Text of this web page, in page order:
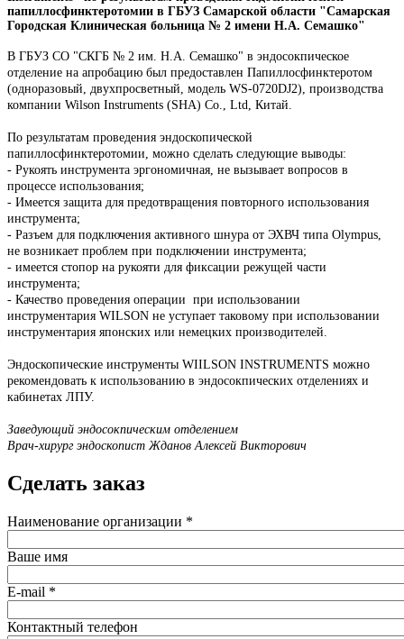
папиллосфинктеротомии в ГБУЗ Самарской области "Самарская
Городская Клиническая больница № 2 имени Н.А. Семашко"
В ГБУЗ СО "СКГБ № 2 им. Н.А. Семашко" в эндосокпическое
отделение на апробацию был предоставлен Папиллосфинктеротом
(одноразовый, двухпросветный, модель WS-0720DJ2), производства
компании Wilson Instruments (SHA) Co., Ltd, Китай.
По результатам проведения эндоскопической
папиллосфинктеротомии, можно сделать следующие выводы:
- Рукоять инструмента эргономичная, не вызывает вопросов в
процессе использования;
- Имеется защита для предотвращения повторного использования
инструмента;
- Разъем для подключения активного шнура от ЭХВЧ типа Olympus,
не возникает проблем при подключении инструмента;
- имеется стопор на рукояти для фиксации режущей части
инструмента;
- Качество проведения операции при использовании
инструментария WILSON не уступает таковому при использовании
инструментария японских или немецких производителей.
Эндоскопические инструменты WIILSON INSTRUMENTS можно
рекомендовать к использованию в эндосокпических отделениях и
кабинетах ЛПУ.
Заведующий эндосокпическим отделением
Врач-хирург эндоскопист Жданов Алексей Викторович
Сделать заказ
Наименование организации *
Ваше имя
E-mail *
Контактный телефон